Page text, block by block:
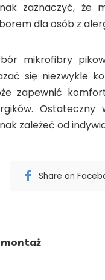
zaznaczyć, że
dla osób z
mikrofibry
się niezwykle
zapewnić
Ostateczny
zależeć od
Share on